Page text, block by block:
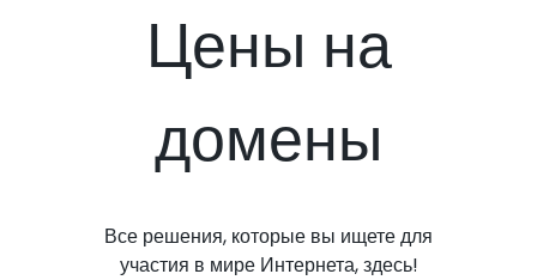
Цены на
домены
Все решения, которые вы ищете для
участия в мире Интернета, здесь!